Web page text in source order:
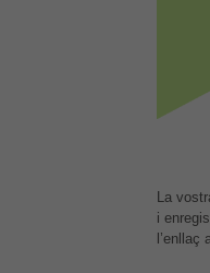
La
i
l’enllaç